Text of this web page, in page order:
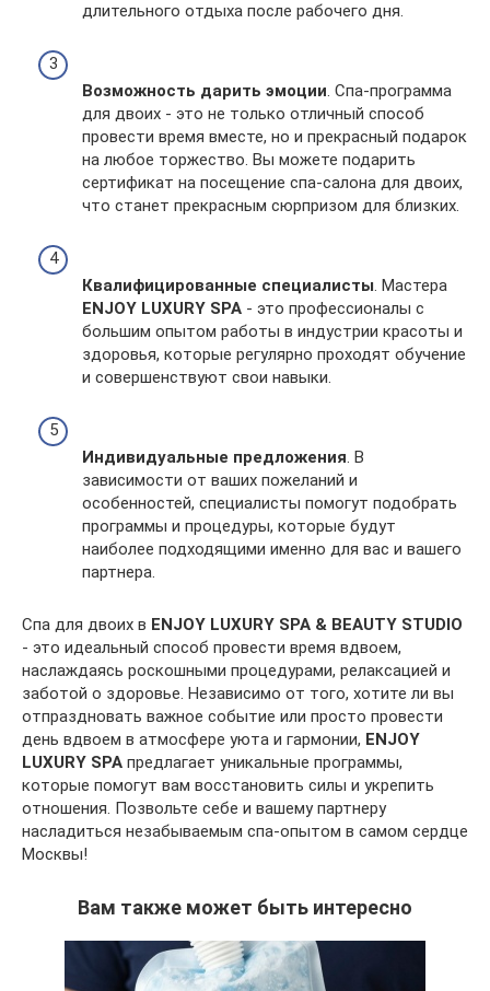
длительного отдыха после рабочего дня.
Возможность дарить эмоции . Спа-программа
для двоих - это не только отличный способ
провести время вместе, но и прекрасный подарок
на любое торжество. Вы можете подарить
сертификат на посещение спа-салона для двоих,
что станет прекрасным сюрпризом для близких.
Квалифицированные специалисты . Мастера
ENJOY LUXURY SPA - это профессионалы с
большим опытом работы в индустрии красоты и
здоровья, которые регулярно проходят обучение
и совершенствуют свои навыки.
Индивидуальные предложения . В
зависимости от ваших пожеланий и
особенностей, специалисты помогут подобрать
программы и процедуры, которые будут
наиболее подходящими именно для вас и вашего
партнера.
Спа для двоих в ENJOY LUXURY SPA & BEAUTY STUDIO
- это идеальный способ провести время вдвоем,
наслаждаясь роскошными процедурами, релаксацией и
заботой о здоровье. Независимо от того, хотите ли вы
отпраздновать важное событие или просто провести
день вдвоем в атмосфере уюта и гармонии, ENJOY
LUXURY SPA предлагает уникальные программы,
которые помогут вам восстановить силы и укрепить
отношения. Позвольте себе и вашему партнеру
насладиться незабываемым спа-опытом в самом сердце
Москвы!
Вам также может быть интересно